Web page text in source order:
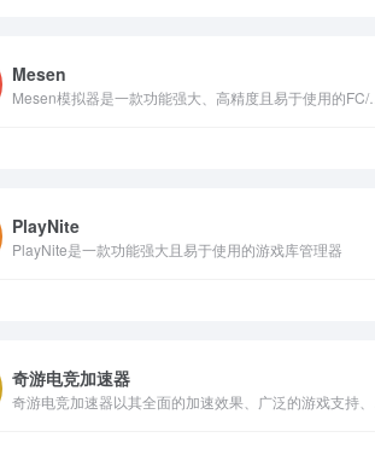
Mesen
Mesen模拟器是一款功能强大、高精度且易于使用的FC/NES模拟器。
PlayNite
PlayNite是一款功能强大且易于使用的游戏库管理器
奇游电竞加速器